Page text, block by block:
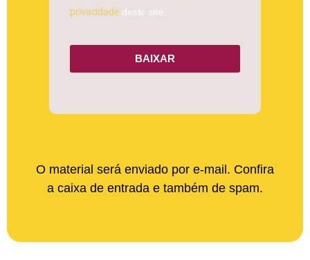
privacidadedeste site.
BAIXAR
O material será enviado por e-mail. Confira
a caixa de entrada e também de spam.